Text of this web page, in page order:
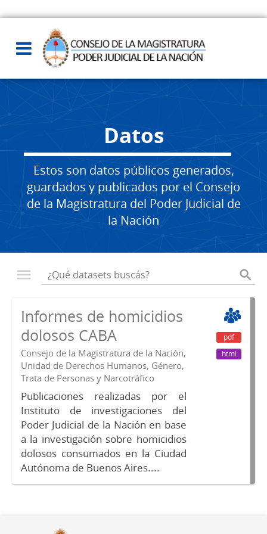
Datos
Estos son datos públicos generados,
guardados y publicados por el Consejo
de la Magistratura del Poder Judicial de
la Nación
Informes de homicidios
dolosos CABA
Consejo de la Magistratura de la Nación,
Unidad de Derechos Humanos, Género,
Trata de Personas y Narcotráfico
Publicaciones realizadas por el
Instituto de investigaciones del
Poder Judicial de la Nación en base
a la investigación sobre homicidios
dolosos consumados en la Ciudad
Autónoma de Buenos Aires....
pdf
html